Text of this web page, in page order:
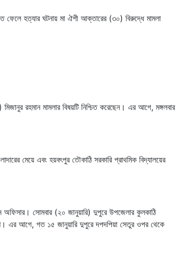
ফেলে হত্যার ঘটনায় মা ঐশী আক্তারের (৩০) বিরুদ্ধে মামলা
রহমান মামলার বিষয়টি নিশ্চিত করেছেন। এর আগে, মঙ্গলবার
মেয়ে এবং হয়বৎপুর তৌকাঠি সরকারি প্রাথমিক বিদ্যালয়ের
অফিসার। সোমবার (২০ জানুয়ারি) দুপুরে উপজেলার কুলকাঠি
এর আগে, গত ১৫ জানুয়ারি দুপুরে দপদপিয়া সেতুর ওপর থেকে